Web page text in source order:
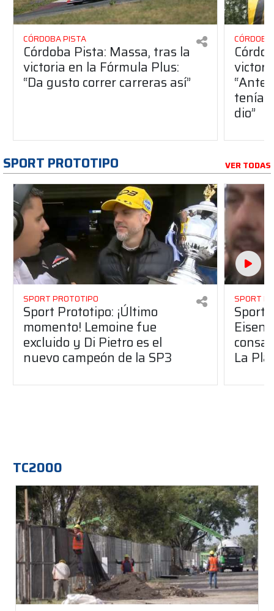
CÓRDOBA PISTA
Córdoba Pista: Massa, tras la
victoria en la Fórmula Plus:
“Da gusto correr carreras así”
dio”
SPORT PROTOTIPO VER TODAS
SPORT PROTOTIPO
Sport Prototipo: ¡Último
momento! Lemoine fue
excluido y Di Pietro es el
nuevo campeón de la SP3
SPORT
Sport
La
TC2000